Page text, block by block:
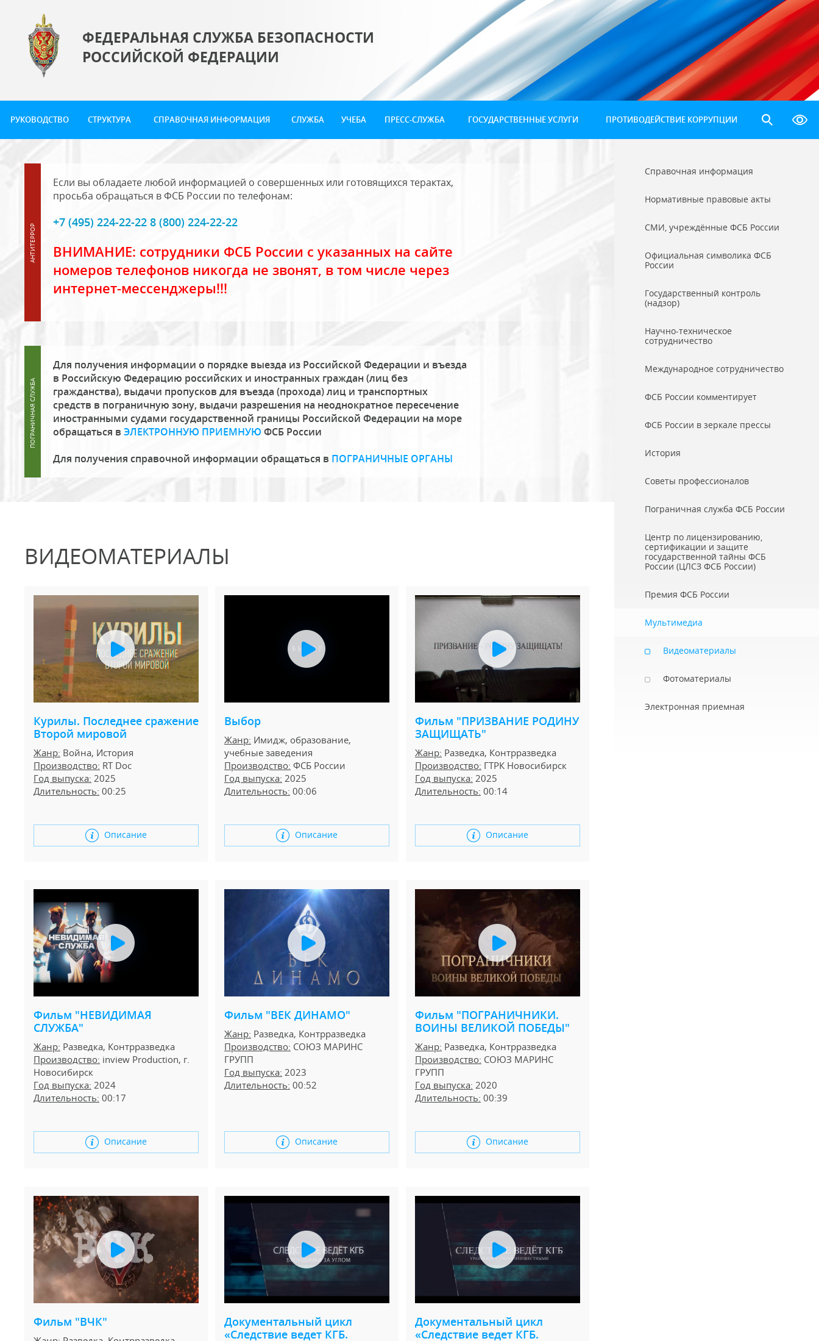
ФЕДЕРАЛЬНАЯ СЛУЖБА БЕЗОПАСНОСТИ
РОССИЙСКОЙ ФЕДЕРАЦИИ
РУКОВОДСТВО СТРУКТУРА СПРАВОЧНАЯ ИНФОРМАЦИЯ СЛУЖБА УЧЕБА ПРЕСС-СЛУЖБА ГОСУДАРСТВЕННЫЕ УСЛУГИ ПРОТИВОДЕЙСТВИЕ КОРРУПЦИИ
Если вы обладаете любой информацией о совершенных или готовящихся терактах,
просьба обращаться в ФСБ России по телефонам:
+7 (495) 224-22-22 8 (800) 224-22-22
ВНИМАНИЕ: сотрудники ФСБ России с указанных на сайте
номеров телефонов никогда не звонят, в том числе через
интернет-мессенджеры!!!
Для получения информации о порядке выезда из Российской Федерации и въезда
в Российскую Федерацию российских и иностранных граждан (лиц без
гражданства), выдачи пропусков для въезда (прохода) лиц и транспортных
средств в пограничную зону, выдачи разрешения на неоднократное пересечение
иностранными судами государственной границы Российской Федерации на море
обращаться в ЭЛЕКТРОННУЮ ПРИЕМНУЮ ФСБ России
Для получения справочной информации обращаться в ПОГРАНИЧНЫЕ ОРГАНЫ
ВИДЕОМАТЕРИАЛЫ
Курилы. Последнее сражение
Второй мировой
Жанр: Война, История
Производство: RT Doc
Год выпуска: 2025
Длительность: 00:25
Описание
Выбор
Жанр: Имидж, образование,
учебные заведения
Производство: ФСБ России
Год выпуска: 2025
Длительность: 00:06
Описание
Фильм "ПРИЗВАНИЕ РОДИНУ
ЗАЩИЩАТЬ"
Жанр: Разведка, Контрразведка
Производство: ГТРК Новосибирск
Год выпуска: 2025
Длительность: 00:14
Описание
Фильм "НЕВИДИМАЯ
СЛУЖБА"
Жанр: Разведка, Контрразведка
Производство: inview Production, г.
Новосибирск
Год выпуска: 2024
Длительность: 00:17
Описание
Фильм "ВЕК ДИНАМО"
Жанр: Разведка, Контрразведка
Производство: СОЮЗ МАРИНС
ГРУПП
Год выпуска: 2023
Длительность: 00:52
Описание
Фильм "ПОГРАНИЧНИКИ.
ВОИНЫ ВЕЛИКОЙ ПОБЕДЫ"
Жанр: Разведка, Контрразведка
Производство: СОЮЗ МАРИНС
ГРУПП
Год выпуска: 2020
Длительность: 00:39
Описание
Фильм "ВЧК"
Документальный цикл
«Следствие ведет КГБ.
Документальный цикл
«Следствие ведет КГБ.
Справочная информация
Нормативные правовые акты
СМИ, учреждённые ФСБ России
Официальная символика ФСБ
России
Государственный контроль
(надзор)
Научно-техническое
сотрудничество
Международное сотрудничество
ФСБ России комментирует
ФСБ России в зеркале прессы
История
Советы профессионалов
Пограничная служба ФСБ России
Центр по лицензированию,
сертификации и защите
государственной тайны ФСБ
России (ЦЛСЗ ФСБ России)
Премия ФСБ России
Мультимедиа
Видеоматериалы
Фотоматериалы
Электронная приемная